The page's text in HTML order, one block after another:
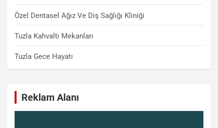
Özel Dentasel Ağız Ve Diş Sağlığı Kliniği
Tuzla Kahvaltı Mekanları
Tuzla Gece Hayatı
Reklam Alanı